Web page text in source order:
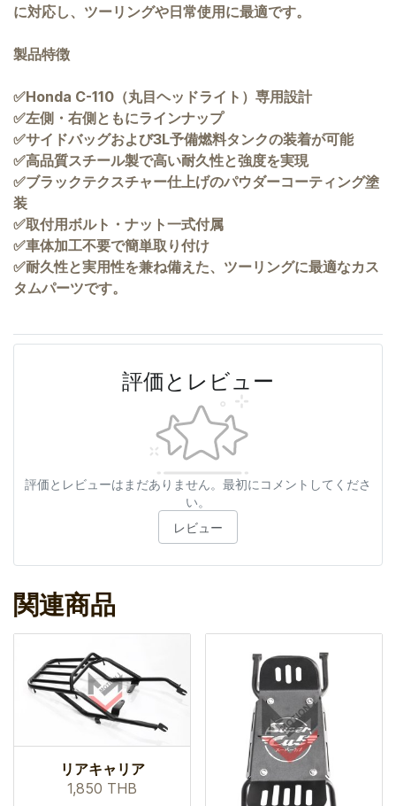
に対応し、ツーリングや日常使用に最適です。
製品特徴
✅Honda C-110（丸目ヘッドライト）専用設計
✅左側・右側ともにラインナップ
✅サイドバッグおよび3L予備燃料タンクの装着が可能
✅高品質スチール製で高い耐久性と強度を実現
✅ブラックテクスチャー仕上げのパウダーコーティング塗
装
✅取付用ボルト・ナット一式付属
✅車体加工不要で簡単取り付け
✅耐久性と実用性を兼ね備えた、ツーリングに最適なカス
タムパーツです。
評価とレビュー
評価とレビューはまだありません。最初にコメントしてくださ
い。
レビュー
関連商品
リアキャリア
1,850 THB